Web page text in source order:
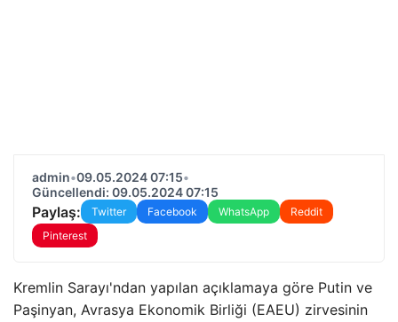
admin•09.05.2024 07:15•
Güncellendi: 09.05.2024 07:15
Paylaş: Twitter Facebook WhatsApp
Reddit
Pinterest
Kremlin Sarayı'ndan yapılan açıklamaya göre Putin ve
Paşinyan, Avrasya Ekonomik Birliği (EAEU) zirvesinin